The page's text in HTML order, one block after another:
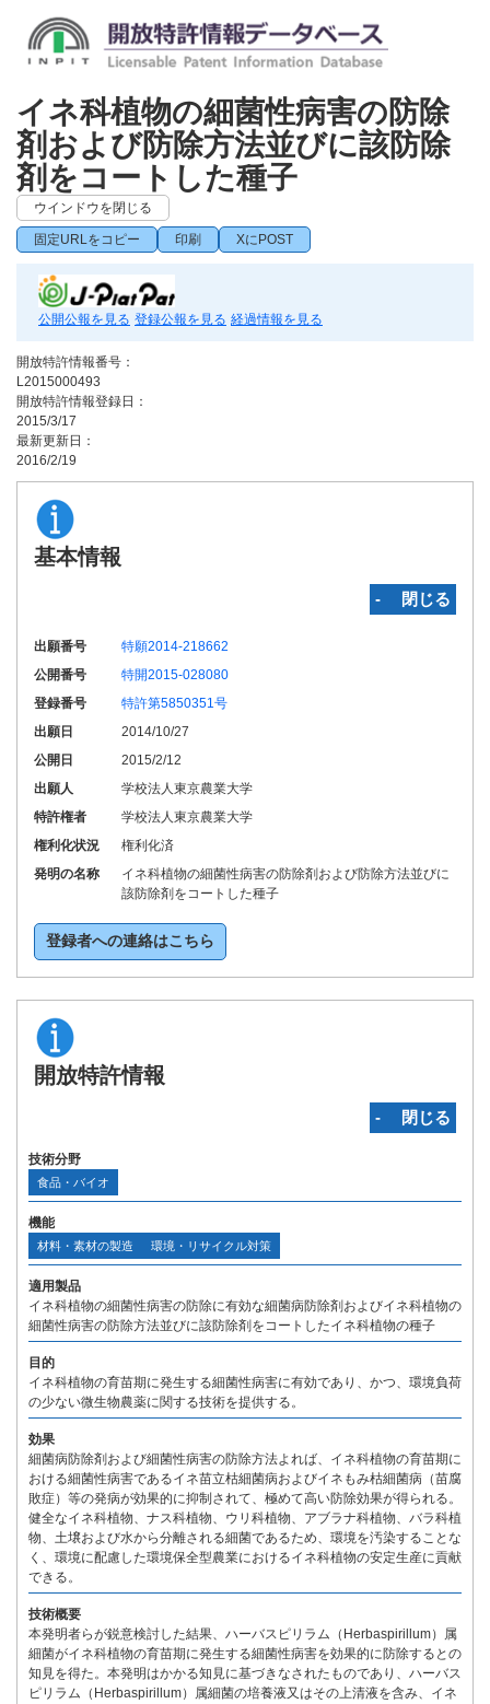
イネ科植物の細菌性病害の防除
剤および防除方法並びに該防除
剤をコートした種子
ウインドウを閉じる
固定URLをコピー 印刷 XにPOST
公開公報を見る 登録公報を見る 経過情報を見る
開放特許情報番号：
L2015000493
開放特許情報登録日：
2015/3/17
最新更新日：
2016/2/19
基本情報
‐ 閉じる
出願番号
特願2014-218662
公開番号
特開2015-028080
登録番号
特許第5850351号
出願日
2014/10/27
公開日
2015/2/12
出願人
学校法人東京農業大学
特許権者
学校法人東京農業大学
権利化状況
権利化済
発明の名称
イネ科植物の細菌性病害の防除剤および防除方法並びに
該防除剤をコートした種子
登録者への連絡はこちら
開放特許情報
‐ 閉じる
技術分野
食品・バイオ
機能
材料・素材の製造 環境・リサイクル対策
適用製品
イネ科植物の細菌性病害の防除に有効な細菌病防除剤およびイネ科植物の
細菌性病害の防除方法並びに該防除剤をコートしたイネ科植物の種子
目的
イネ科植物の育苗期に発生する細菌性病害に有効であり、かつ、環境負荷
の少ない微生物農薬に関する技術を提供する。
効果
細菌病防除剤および細菌性病害の防除方法よれば、イネ科植物の育苗期に
おける細菌性病害であるイネ苗立枯細菌病およびイネもみ枯細菌病（苗腐
敗症）等の発病が効果的に抑制されて、極めて高い防除効果が得られる。
健全なイネ科植物、ナス科植物、ウリ科植物、アブラナ科植物、バラ科植
物、土壌および水から分離される細菌であるため、環境を汚染することな
く、環境に配慮した環境保全型農業におけるイネ科植物の安定生産に貢献
できる。
技術概要
本発明者らが鋭意検討した結果、ハーバスピリラム（Herbaspirillum）属
細菌がイネ科植物の育苗期に発生する細菌性病害を効果的に防除するとの
知見を得た。本発明はかかる知見に基づきなされたものであり、ハーバス
ピリラム（Herbaspirillum）属細菌の培養液又はその上清液を含み、イネ